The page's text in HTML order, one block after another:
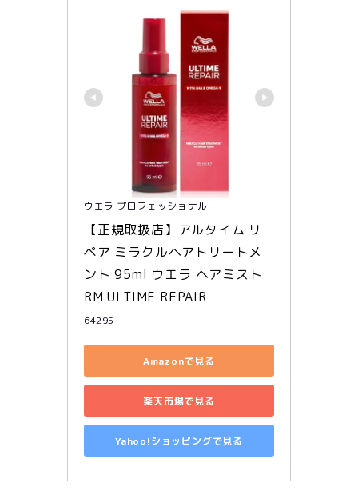
ウエラ プロフェッショナル
【正規取扱店】アルタイム リ
ペア ミラクルヘアトリートメ
ント 95ml ウエラ ヘアミスト
RM ULTIME REPAIR
64295
Amazonで見る
楽天市場で見る
Yahoo!ショッピングで見る